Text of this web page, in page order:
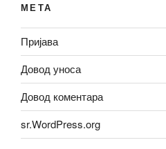
МЕТА
Пријава
Довод уноса
Довод коментара
sr.WordPress.org